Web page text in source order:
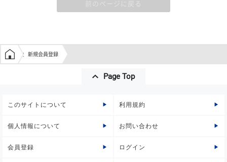
前のページに戻る
学生の窓口トップ
新規会員登録
Page Top
このサイトについて 利用規約
個人情報について お問い合わせ
会員登録 ログイン